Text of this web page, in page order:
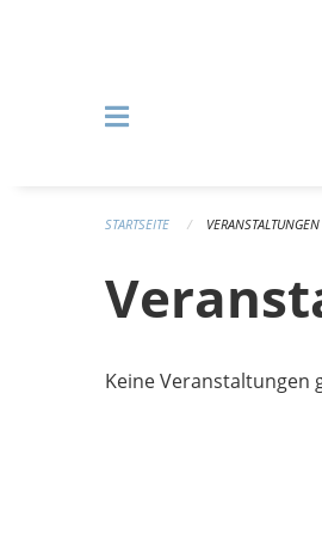
STARTSEITE VERANSTALTUNGEN
Keine Veranstaltungen